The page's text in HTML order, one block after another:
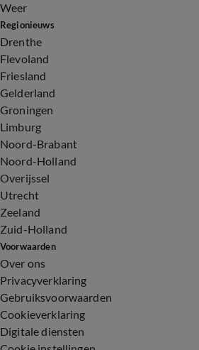
Weer
Regionieuws
Drenthe
Flevoland
Friesland
Gelderland
Groningen
Limburg
Noord-Brabant
Noord-Holland
Overijssel
Utrecht
Zeeland
Zuid-Holland
Voorwaarden
Over ons
Privacyverklaring
Gebruiksvoorwaarden
Cookieverklaring
Digitale diensten